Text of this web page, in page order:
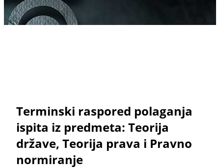
Terminski raspored polaganja
ispita iz predmeta: Teorija
države, Teorija prava i Pravno
normiranje